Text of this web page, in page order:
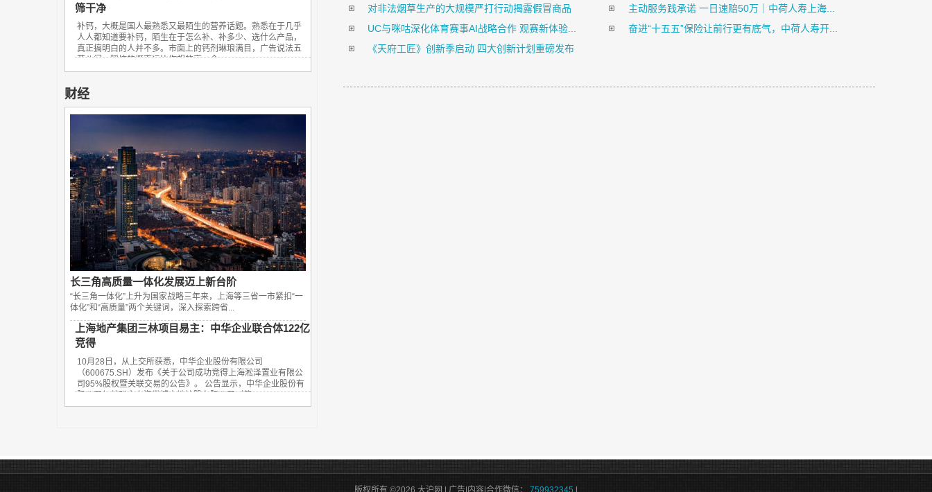
筛干净
补钙，大概是国人最熟悉又最陌生的营养话题。熟悉在于几乎
人人都知道要补钙，陌生在于怎么补、补多少、选什么产品，
真正搞明白的人并不多。市面上的钙剂琳琅满目，广告说法五
花八门，踩坑的概率远比你想的高。今...
财经
长三角高质量一体化发展迈上新台阶
“长三角一体化”上升为国家战略三年来，上海等三省一市紧扣“一
体化”和“高质量”两个关键词，深入探索跨省...
上海地产集团三林项目易主：中华企业联合体122亿
竞得
10月28日，从上交所获悉，中华企业股份有限公司
（600675.SH）发布《关于公司成功竞得上海淞泽置业有限公
司95%股权暨关联交易的公告》。 公告显示，中华企业股份有
限公司与关联方上海世博土地控股有限公司（简...
对非法烟草生产的大规模严打行动揭露假冒商品
主动服务践承诺 一日速赔50万｜中荷人寿上海...
UC与咪咕深化体育赛事AI战略合作 观赛新体验...
奋进“十五五”保险让前行更有底气，中荷人寿开...
《天府工匠》创新季启动 四大创新计划重磅发布